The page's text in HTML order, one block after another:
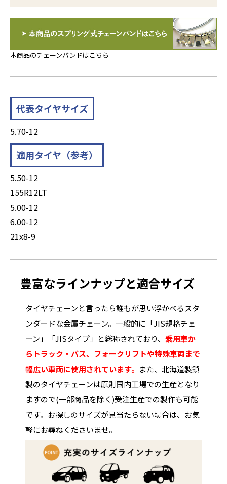
本商品のチェーンバンドはこちら
代表タイヤサイズ
5.70-12
適用タイヤ（参考）
5.50-12
155R12LT
5.00-12
6.00-12
21x8-9
豊富なラインナップと適合サイズ
タイヤチェーンと言ったら誰もが思い浮かべるスタ
ンダードな金属チェーン。一般的に「JIS規格チェ
ーン」「JISタイプ」と総称されており、 乗用車か
らトラック・バス、フォークリフトや特殊車両まで
幅広い車両に使用されています。 また、北海道製鎖
製のタイヤチェーンは原則国内工場での生産となり
ますので(一部商品を除く)受注生産での製作も可能
です。お探しのサイズが見当たらない場合は、お気
軽にお尋ねくださいませ。